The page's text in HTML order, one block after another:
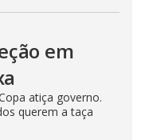
em
atiça governo.
querem a taça